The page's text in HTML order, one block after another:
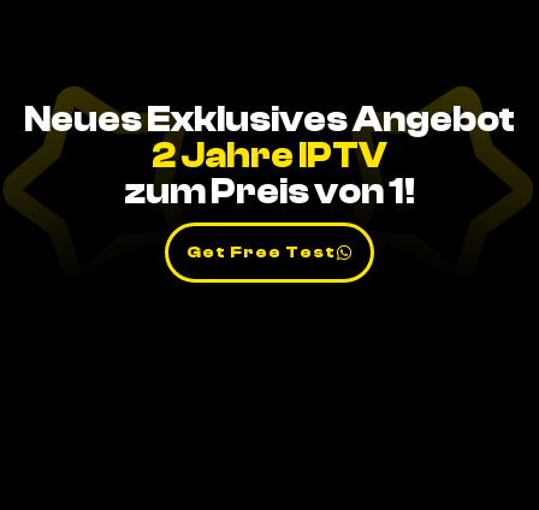
Neues Exklusives Angebot
2 Jahre IPTV
zum Preis von 1!
Get Free Test